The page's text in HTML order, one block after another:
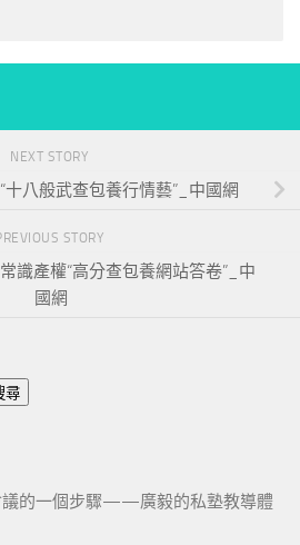
NEXT STORY
十八般武查包養行情藝”_中國網
STORY
識產權“高分查包養網站答卷”_中
國網
尋
議的一個步驟——廣毅的私塾教導體